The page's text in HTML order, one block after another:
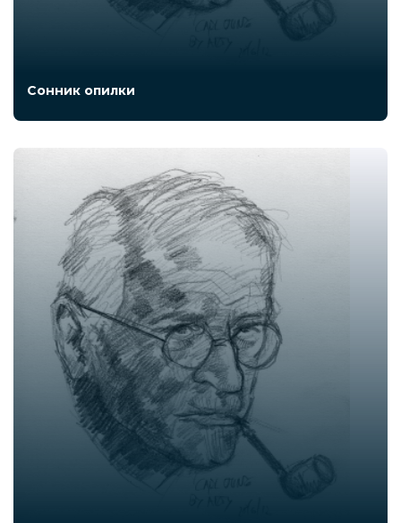
Сонник опилки